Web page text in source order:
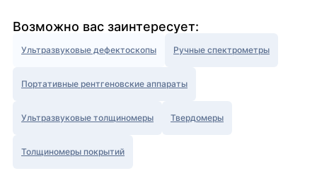
Возможно вас заинтересует:
Ультразвуковые дефектоскопы Ручные спектрометры
Портативные рентгеновские аппараты
Ультразвуковые толщиномеры Твердомеры
Толщиномеры покрытий